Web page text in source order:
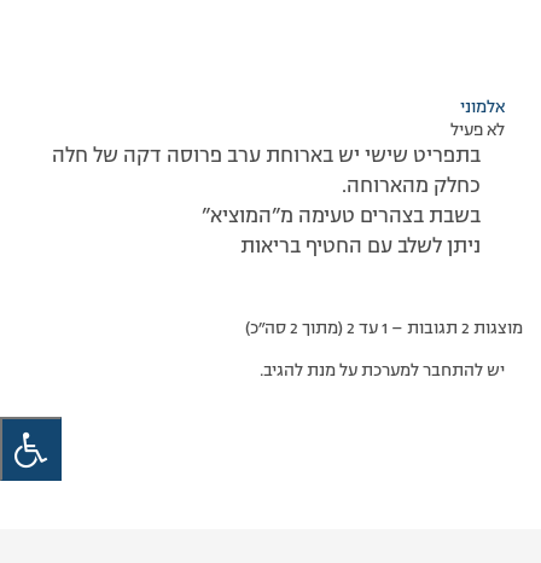
אלמוני
לא פעיל
בתפריט שישי יש בארוחת ערב פרוסה דקה של חלה
כחלק מהארוחה.
בשבת בצהרים טעימה מ”המוציא”
ניתן לשלב עם החטיף בריאות
מוצגות 2 תגובות – 1 עד 2 (מתוך 2 סה״כ)
יש להתחבר למערכת על מנת להגיב.